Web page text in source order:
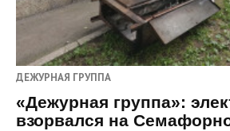
ДЕЖУРНАЯ ГРУППА
«Дежурная группа»:
взорвался на